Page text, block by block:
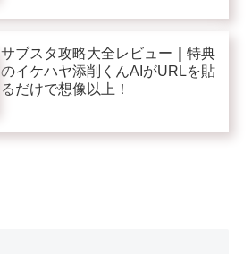
サブスタ攻略大全レビュー｜特典
のイケハヤ添削くんAIがURLを貼
るだけで想像以上！